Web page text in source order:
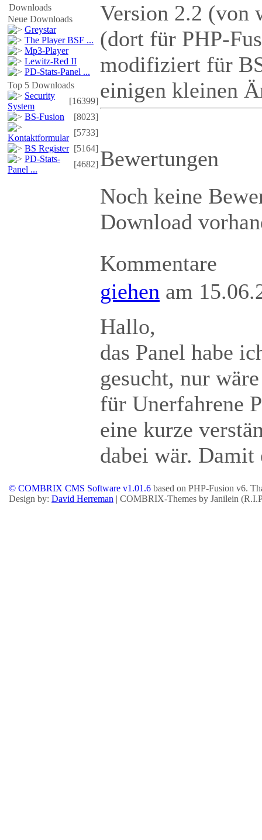
Downloads
Neue Downloads
Greystar
The Player BSF ...
Mp3-Player
Lewitz-Red II
PD-Stats-Panel ...
Top 5 Downloads
Security
System
[16399]
BS-Fusion
[8023]
Kontaktformular
[5733]
BS Register [5164]
PD-Stats-
Panel ...
[4682]
Version 2.2 (von
(dort für PHP-
modifiziert für
einigen kleinen
Bewertungen
Noch keine
Download
Kommentare
giehen am
Hallo,
das Panel habe
gesucht, nur
für Unerfahrene
eine kurze
dabei wär.
© COMBRIX CMS Software v1.01.6 based on PHP-Fusion v6.
Design by: David Herreman | COMBRIX-Themes by Janilein